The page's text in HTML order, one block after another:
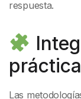
respuesta.
Las